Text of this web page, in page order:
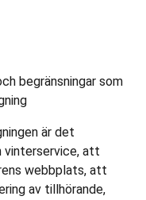
begränsningar som
är det
att
webbplats, att
av tillhörande,